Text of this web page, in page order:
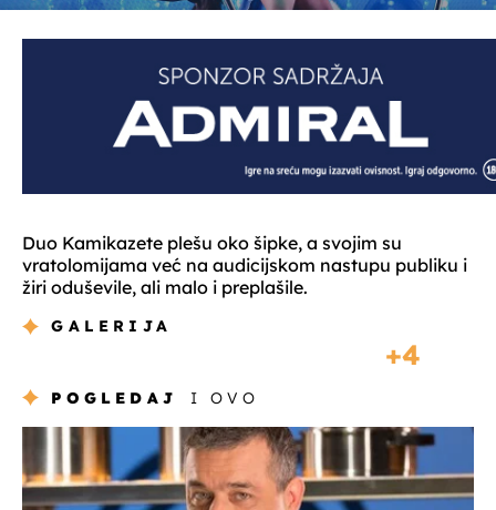
Duo Kamikazete plešu oko šipke, a svojim su
vratolomijama već na audicijskom nastupu publiku i
žiri oduševile, ali malo i preplašile.
GALERIJA
4
POGLEDAJ I OVO